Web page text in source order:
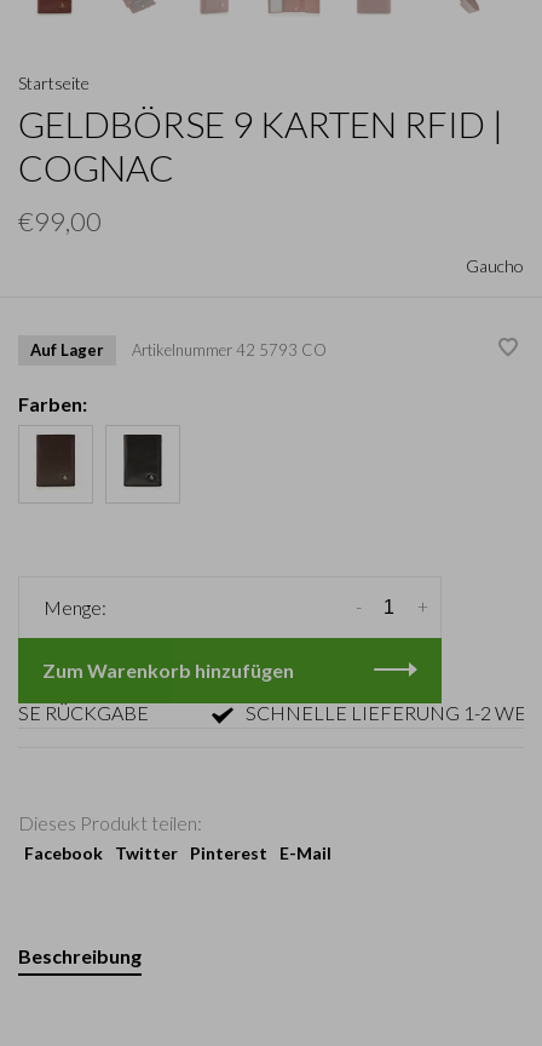
Startseite
GELDBÖRSE 9 KARTEN RFID |
COGNAC
€99,00
Gaucho
Auf Lager Artikelnummer42 5793 CO
Farben:
Menge: +
-
Zum Warenkorb hinzufügen
RÜCKGABE
SCHNELLE LIEFERUNG 1-2
Dieses Produkt teilen:
Facebook Twitter Pinterest E-Mail
Beschreibung